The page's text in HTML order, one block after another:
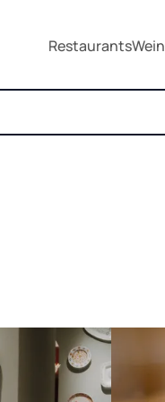
RestaurantsWein